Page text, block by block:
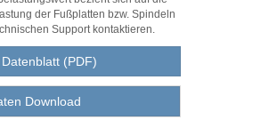
der Fußplatten bzw. Spindeln
Support kontaktieren.
(PDF)
Download